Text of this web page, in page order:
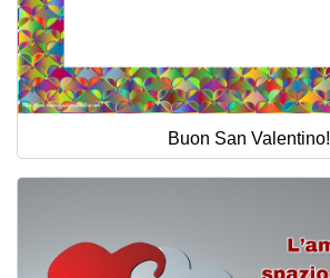
Buon San Valentino!